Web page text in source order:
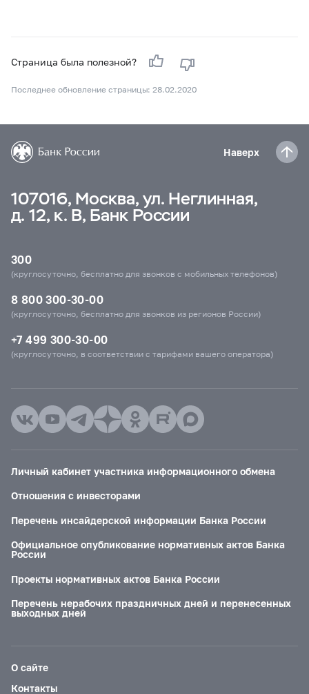
Страница была полезной?
Последнее обновление страницы: 28.02.2020
Наверх
107016, Москва, ул. Неглинная,
д. 12, к. В, Банк России
300
(круглосуточно, бесплатно для звонков с мобильных телефонов)
8 800 300-30-00
(круглосуточно, бесплатно для звонков из регионов России)
+7 499 300-30-00
(круглосуточно, в соответствии с тарифами вашего оператора)
Личный кабинет участника информационного обмена
Отношения с инвесторами
Перечень инсайдерской информации Банка России
Официальное опубликование нормативных актов Банка
России
Проекты нормативных актов Банка России
Перечень нерабочих праздничных дней и перенесенных
выходных дней
О сайте
Контакты